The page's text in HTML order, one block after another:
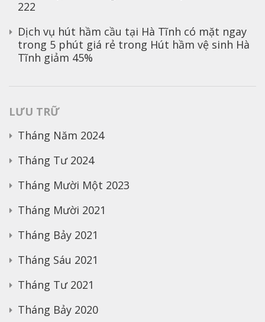
222
Dịch vụ hút hầm cầu tại Hà Tĩnh có mặt ngay
trong 5 phút giá rẻ trong Hút hầm vệ sinh Hà
Tĩnh giảm 45%
LƯU TRỮ
Tháng Năm 2024
Tháng Tư 2024
Tháng Mười Một 2023
Tháng Mười 2021
Tháng Bảy 2021
Tháng Sáu 2021
Tháng Tư 2021
Tháng Bảy 2020